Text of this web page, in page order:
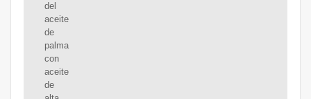
del
aceite
de
palma
con
aceite
de